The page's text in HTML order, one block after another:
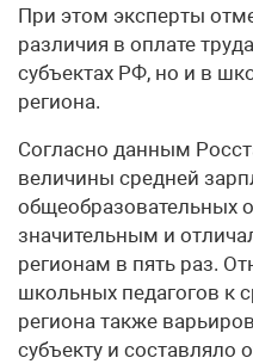
При этом эксперты
различия в оплате
субъектах РФ, но и в
региона.
Согласно данным
величины средней
общеобразовательных
значительным и
регионам в пять раз.
школьных педагогов к
региона также
субъекту и составляло